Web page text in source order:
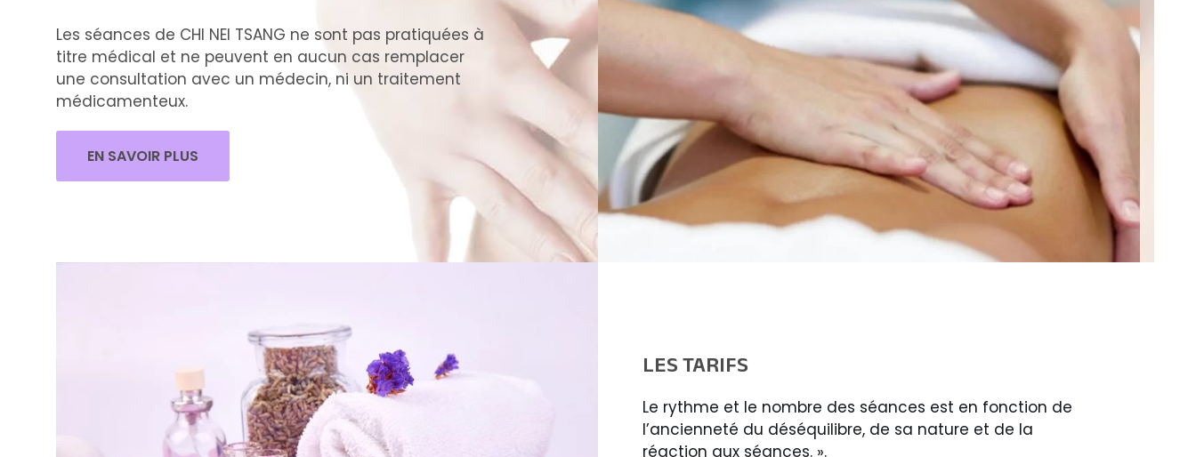
Les séances de CHI NEI TSANG ne sont pas pratiquées à
titre médical et ne peuvent en aucun cas remplacer
une consultation avec un médecin, ni un traitement
médicamenteux.
EN SAVOIR PLUS
LES TARIFS
Le rythme et le nombre des séances est en fonction de
l’ancienneté du déséquilibre, de sa nature et de la
réaction aux séances. ».